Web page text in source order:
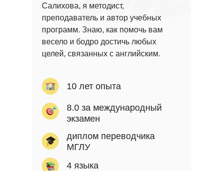
Салихова, я методист,
преподаватель и автор учебных
программ. Знаю, как помочь вам
весело и бодро достичь любых
целей, связанных с английским.
8.0 за международный
экзамен
диплом переводчика
МГЛУ
4 языка
10 лет опыта